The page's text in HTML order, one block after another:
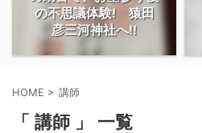
の不思議体験! 猿田
彦三河神社へ!!
HOME > 講師
「 講師 」 一覧